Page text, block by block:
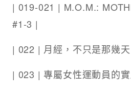
| 019-021 | M.O.M.:
#1-3 |
| 022 | 月經，不只是那幾
| 023 | 專屬女性運動員的